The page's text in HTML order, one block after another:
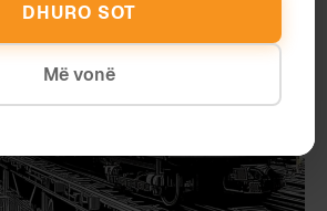
DHURO SOT
Më vonë